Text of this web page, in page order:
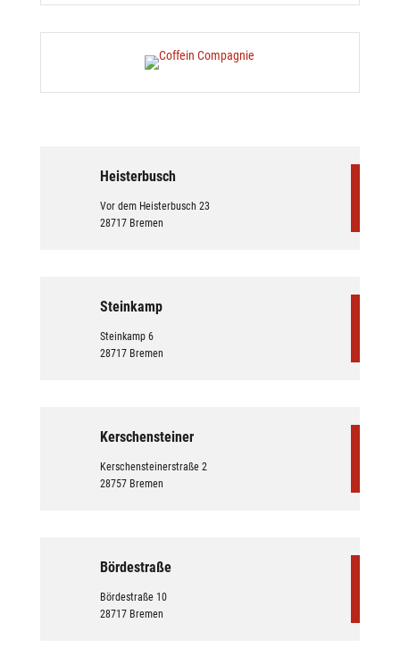
Heisterbusch
Vor dem Heisterbusch 23
28717 Bremen
Steinkamp
Steinkamp 6
28717 Bremen
Kerschensteiner
Kerschensteinerstraße 2
28757 Bremen
Bördestraße
Bördestraße 10
28717 Bremen